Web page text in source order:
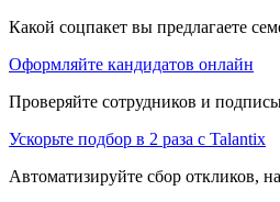
Какой соцпакет вы предлагаете
Оформляйте кандидатов онлайн
Проверяйте сотрудников и
Ускорьте подбор в 2 раза с Talantix
Автоматизируйте сбор откликов,